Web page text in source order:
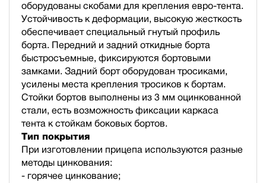
оборудованы скобами для крепления евро-тента.
Устойчивость к деформации, высокую жесткость
обеспечивает специальный гнутый профиль
борта. Передний и задний откидные борта
быстросъемные, фиксируются бортовыми
замками. Задний борт оборудован тросиками,
усилены места крепления тросиков к бортам.
Стойки бортов выполнены из 3 мм оцинкованной
стали, есть возможность фиксации каркаса
тента к стойкам боковых бортов.
Тип покрытия
При изготовлении прицепа используются разные
методы цинкования:
- горячее цинкование;